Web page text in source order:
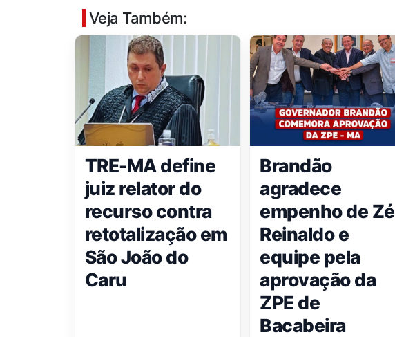
Veja Também:
TRE-MA define
juiz relator do
recurso contra
retotalização em
São João do
Caru
Brandão
agradece
empenho de Zé
Reinaldo e
equipe pela
aprovação da
ZPE de
Bacabeira